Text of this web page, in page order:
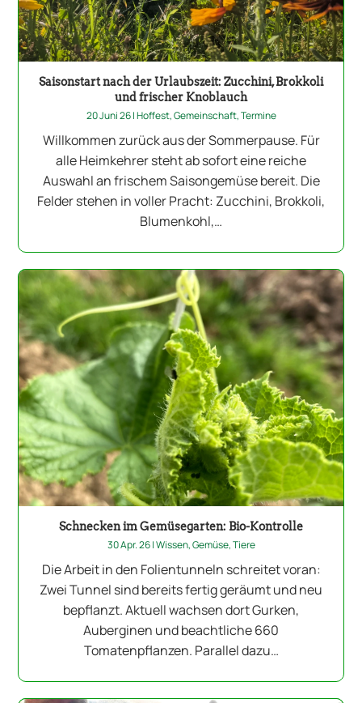
Saisonstart nach der Urlaubszeit: Zucchini, Brokkoli
und frischer Knoblauch
20 Juni 26|Hoffest,Gemeinschaft,Termine
Willkommen zurück aus der Sommerpause. Für
alle Heimkehrer steht ab sofort eine reiche
Auswahl an frischem Saisongemüse bereit. Die
Felder stehen in voller Pracht: Zucchini, Brokkoli,
Blumenkohl,…
Schnecken im Gemüsegarten: Bio-Kontrolle
30 Apr. 26|Wissen,Gemüse,Tiere
Die Arbeit in den Folientunneln schreitet voran:
Zwei Tunnel sind bereits fertig geräumt und neu
bepflanzt. Aktuell wachsen dort Gurken,
Auberginen und beachtliche 660
Tomatenpflanzen. Parallel dazu…